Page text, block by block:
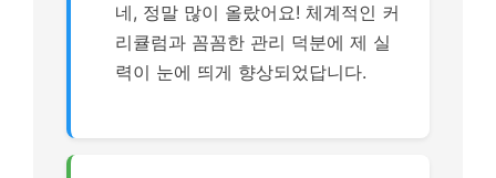
네, 정말 많이 올랐어요! 체계적인 커
리큘럼과 꼼꼼한 관리 덕분에 제 실
력이 눈에 띄게 향상되었답니다.